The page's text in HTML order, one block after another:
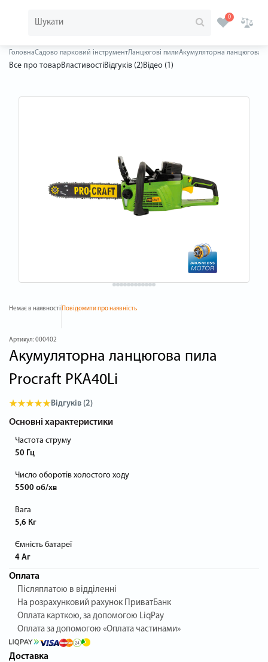
0
ГоловнаСадово парковий інструментЛанцюгові пилиАкумуляторна ланцюгова
Все про товарВластивостіВідгуків (2)Відео (1)
Немає в наявності Повідомити про наявність
Артикул:000402
Акумуляторна ланцюгова пила
Procraft PKA40Li
Відгуків (2)
Основні характеристики
Частота струму
50 Гц
Число оборотів холостого ходу
5500 об/хв
Вага
5,6 Кг
Ємність батареї
4 Аг
Оплата
Післяплатою в відділенні
На розрахунковий рахунок ПриватБанк
Оплата карткою, за допомогою LiqPay
Оплата за допомогою «Оплата частинами»
Доставка